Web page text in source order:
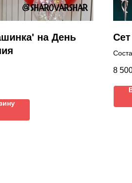
на День
шаров
2
36
8